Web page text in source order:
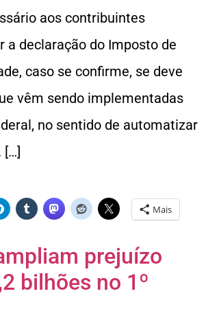
aos contribuintes
a declaração do Imposto de
caso se confirme, se deve
vêm sendo implementadas
no sentido de automatizar
[…]
Mais
prejuízo
bilhões no 1º